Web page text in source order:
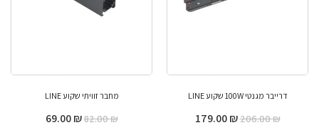
דרייבר מגנטי 100W שקוע LINE
206.00₪
179.00₪
מחבר זוויתי שקוע LINE
82.00₪
69.00₪